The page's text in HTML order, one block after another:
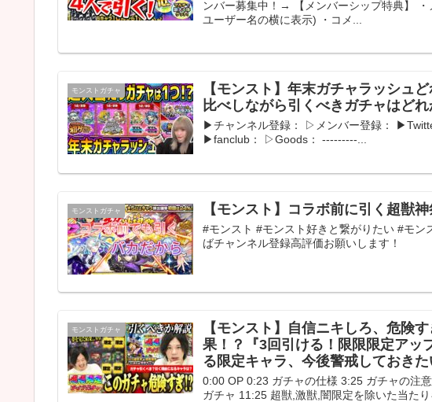
ンバー募集中！→ 【メンバーシップ特典】
ユーザー名の横に表示) ・コメ...
モンストガチャ
【モンスト】年末ガチャラッシュ
比べしながら引くべきガチャはど
▶︎チャンネル登録： ▷メンバー登録：
▶︎fanclub： ▷Goods： ---------...
モンストガチャ 【モンスト】コラボ前に引く超獣
#モンスト #モンスト好きと繋がりたい #モ
ばチャンネル登録高評価お願いします！
モンストガチャ
【モンスト】自信ニキしろ、危険
果！？『3回引ける！限限限定アッ
る限定キャラ、今後警戒しておき
0:00 OP 0:23 ガチャの仕様 3:25 ガチャの注
ガチャ 11:25 超獣,激獣,闇限定を除いた当た